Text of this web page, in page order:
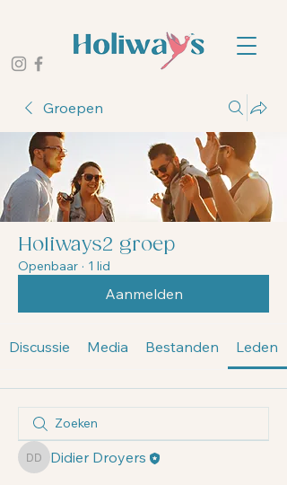
Groepen
Holiways2 groep
Openbaar · 1 lid
Aanmelden
Discussie Media Bestanden Leden
Didier Droyers
Didier Droyers